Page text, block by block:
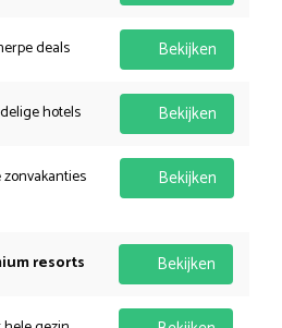
deals Bekijken
hotels Bekijken
Bekijken
resorts Bekijken